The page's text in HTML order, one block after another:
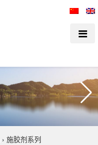
› 施胶剂系列